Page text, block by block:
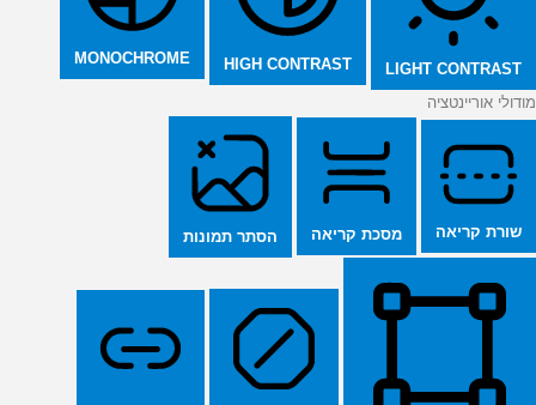
LIGHT CONTRAST
HIGH CONTRAST
MONOCHROME
מודולי אוריינטציה
שורת קריאה מסכת קריאה הסתר תמונות